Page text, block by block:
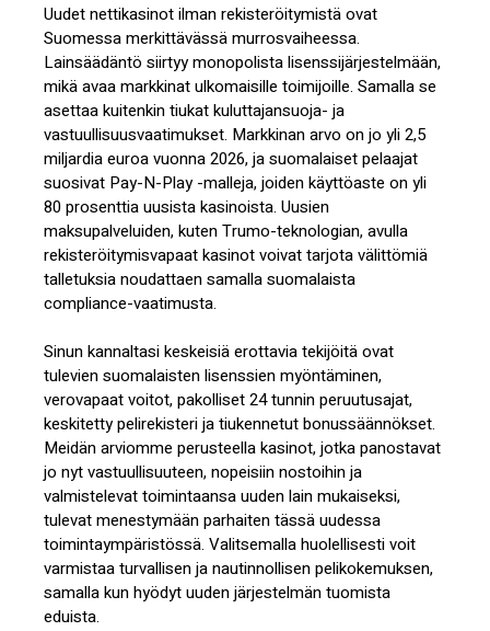
Uudet nettikasinot ilman rekisteröitymistä ovat
Suomessa merkittävässä murrosvaiheessa.
Lainsäädäntö siirtyy monopolista lisenssijärjestelmään,
mikä avaa markkinat ulkomaisille toimijoille. Samalla se
asettaa kuitenkin tiukat kuluttajansuoja- ja
vastuullisuusvaatimukset. Markkinan arvo on jo yli 2,5
miljardia euroa vuonna 2026, ja suomalaiset pelaajat
suosivat Pay-N-Play -malleja, joiden käyttöaste on yli
80 prosenttia uusista kasinoista. Uusien
maksupalveluiden, kuten Trumo-teknologian, avulla
rekisteröitymisvapaat kasinot voivat tarjota välittömiä
talletuksia noudattaen samalla suomalaista
compliance-vaatimusta.
Sinun kannaltasi keskeisiä erottavia tekijöitä ovat
tulevien suomalaisten lisenssien myöntäminen,
verovapaat voitot, pakolliset 24 tunnin peruutusajat,
keskitetty pelirekisteri ja tiukennetut bonussäännökset.
Meidän arviomme perusteella kasinot, jotka panostavat
jo nyt vastuullisuuteen, nopeisiin nostoihin ja
valmistelevat toimintaansa uuden lain mukaiseksi,
tulevat menestymään parhaiten tässä uudessa
toimintaympäristössä. Valitsemalla huolellisesti voit
varmistaa turvallisen ja nautinnollisen pelikokemuksen,
samalla kun hyödyt uuden järjestelmän tuomista
eduista.